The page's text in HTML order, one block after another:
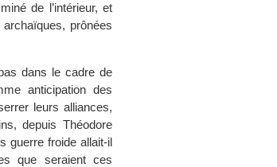
de l’intérieur, et
prônées
dans le cadre de
anticipation des
leurs alliances,
depuis Théodore
guerre froide allait-il
que seraient ces